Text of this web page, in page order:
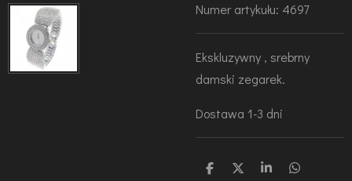
Numer artykułu: 4697
Ekskluzywny , srebrny
damski zegarek.
Dostawa 1-3 dni
U
U
U
U